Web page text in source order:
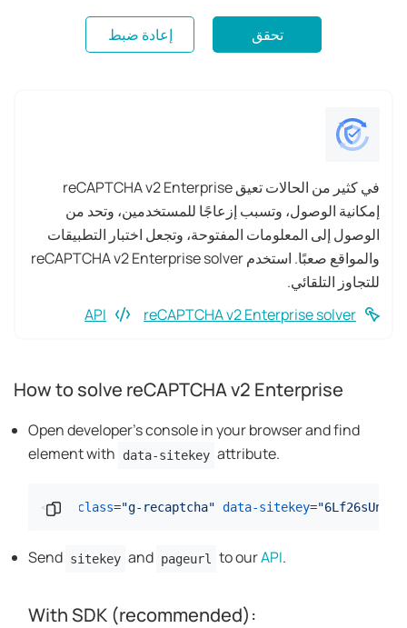
تحقق إعادة ضبط
في كثير من الحالات تعيق reCAPTCHA v2 Enterprise
إمكانية الوصول، وتسبب إزعاجًا للمستخدمين، وتحد من
الوصول إلى المعلومات المفتوحة، وتجعل اختبار التطبيقات
والمواقع صعبًا. استخدم reCAPTCHA v2 Enterprise solver
للتجاوز التلقائي.
reCAPTCHA v2 Enterprise solver
API
How to solve reCAPTCHA v2 Enterprise
Open developer's console in your browser and find
element with
data-sitekey attribute.
<div class="g-recaptcha" data-sitekey= نسخ المقطع البرمجي
Send sitekey and pageurl to ourAPI.
With SDK (recommended):